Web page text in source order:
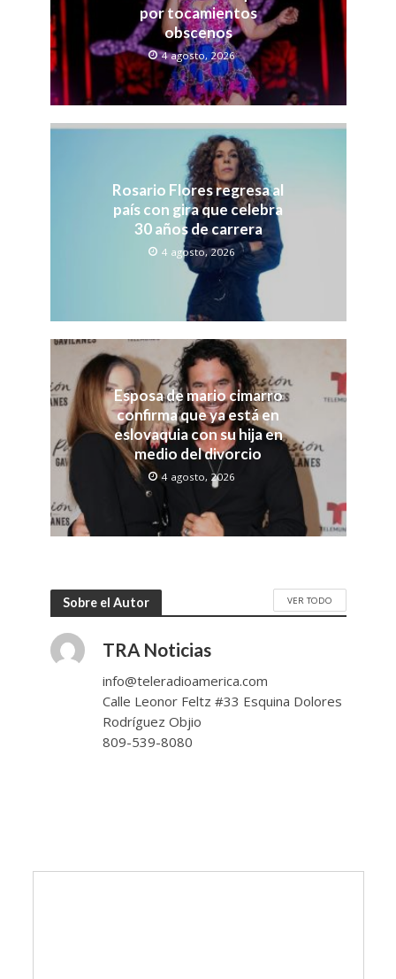
por tocamientos
obscenos
4 agosto, 2026
Rosario Flores regresa al
país con gira que celebra
30 años de carrera
4 agosto, 2026
Esposa de mario cimarro
confirma que ya está en
eslovaquia con su hija en
medio del divorcio
4 agosto, 2026
Sobre el Autor VER TODO
TRA Noticias
info@teleradioamerica.com
Calle Leonor Feltz #33 Esquina Dolores
Rodríguez Objio
809-539-8080